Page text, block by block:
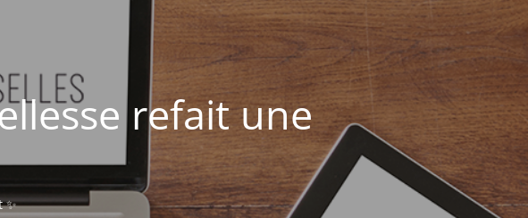
refait une
✨